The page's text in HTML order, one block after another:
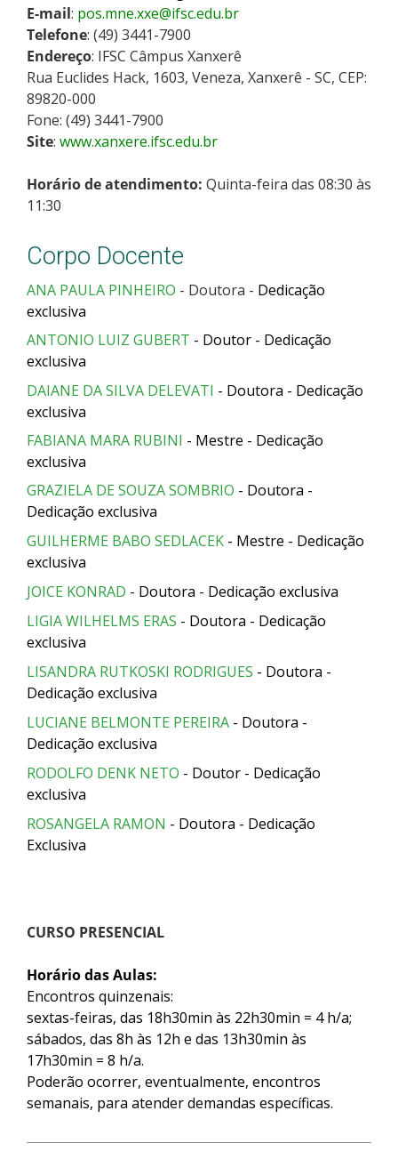
E-mail: pos.mne.xxe@ifsc.edu.br
Telefone: (49) 3441-7900
Endereço: IFSC Câmpus Xanxerê
Rua Euclides Hack, 1603, Veneza, Xanxerê - SC, CEP:
89820-000
Fone: (49) 3441-7900
Site: www.xanxere.ifsc.edu.br
Horário de atendimento: Quinta-feira das 08:30 às
11:30
Corpo Docente
ANA PAULA PINHEIRO - Doutora - Dedicação
exclusiva
ANTONIO LUIZ GUBERT - Doutor - Dedicação
exclusiva
DAIANE DA SILVA DELEVATI - Doutora - Dedicação
exclusiva
FABIANA MARA RUBINI - Mestre - Dedicação
exclusiva
GRAZIELA DE SOUZA SOMBRIO - Doutora -
Dedicação exclusiva
GUILHERME BABO SEDLACEK - Mestre - Dedicação
exclusiva
JOICE KONRAD - Doutora - Dedicação exclusiva
LIGIA WILHELMS ERAS - Doutora - Dedicação
exclusiva
LISANDRA RUTKOSKI RODRIGUES - Doutora -
Dedicação exclusiva
LUCIANE BELMONTE PEREIRA - Doutora -
Dedicação exclusiva
RODOLFO DENK NETO - Doutor - Dedicação
exclusiva
ROSANGELA RAMON - Doutora - Dedicação
Exclusiva
CURSO PRESENCIAL
Horário das Aulas:
Encontros quinzenais:
sextas-feiras, das 18h30min às 22h30min = 4 h/a;
sábados, das 8h às 12h e das 13h30min às
17h30min = 8 h/a.
Poderão ocorrer, eventualmente, encontros
semanais, para atender demandas específicas.